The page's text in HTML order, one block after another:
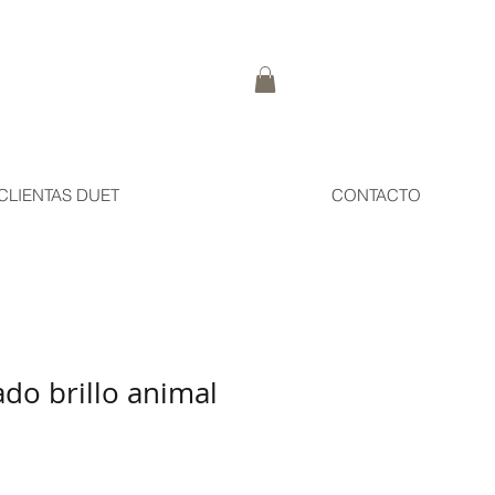
DUET CONTACTO
brillo animal